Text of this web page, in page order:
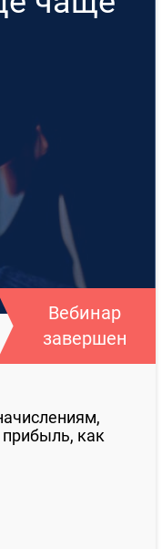
Вебинар
завершен
как